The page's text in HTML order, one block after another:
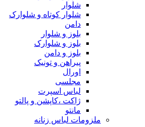
شلوار
شلوار کوتاه و شلوارک
دامن
بلوز و شلوار
بلوز و شلوارک
بلوز و دامن
پیراهن و تونیک
اورال
مجلسی
لباس اسپرت
ژاکت ،کاپشن و پالتو
مانتو
ملزومات لباس زنانه